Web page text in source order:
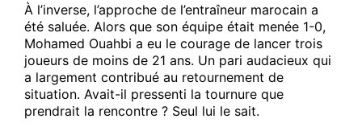
S'ABONNER MAINTENANT
À l’inverse, l’approche de l’entraîneur marocain a
été saluée. Alors que son équipe était menée 1-0,
Mohamed Ouahbi a eu le courage de lancer trois
joueurs de moins de 21 ans. Un pari audacieux qui
a largement contribué au retournement de
situation. Avait-il pressenti la tournure que
prendrait la rencontre ? Seul lui le sait.